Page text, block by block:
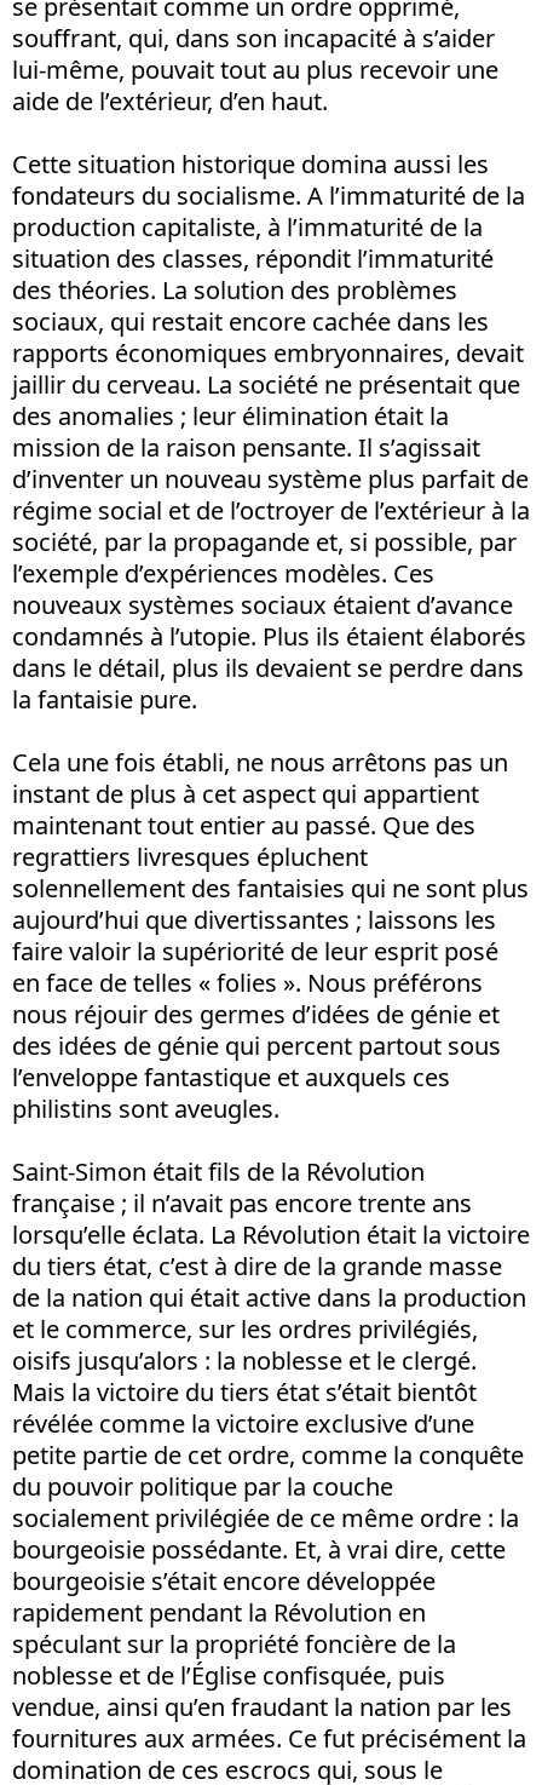
souffrant, qui, dans son incapacité à s’aider
lui-même, pouvait tout au plus recevoir une
aide de l’extérieur, d’en haut.
Cette situation historique domina aussi les
fondateurs du socialisme. A l’immaturité de la
production capitaliste, à l’immaturité de la
situation des classes, répondit l’immaturité
des théories. La solution des problèmes
sociaux, qui restait encore cachée dans les
rapports économiques embryonnaires, devait
jaillir du cerveau. La société ne présentait que
des anomalies ; leur élimination était la
mission de la raison pensante. Il s’agissait
d’inventer un nouveau système plus parfait de
régime social et de l’octroyer de l’extérieur à la
société, par la propagande et, si possible, par
l’exemple d’expériences modèles. Ces
nouveaux systèmes sociaux étaient d’avance
condamnés à l’utopie. Plus ils étaient élaborés
dans le détail, plus ils devaient se perdre dans
la fantaisie pure.
Cela une fois établi, ne nous arrêtons pas un
instant de plus à cet aspect qui appartient
maintenant tout entier au passé. Que des
regrattiers livresques épluchent
solennellement des fantaisies qui ne sont plus
aujourd’hui que divertissantes ; laissons les
faire valoir la supériorité de leur esprit posé
en face de telles « folies ». Nous préférons
nous réjouir des germes d’idées de génie et
des idées de génie qui percent partout sous
l’enveloppe fantastique et auxquels ces
philistins sont aveugles.
Saint-Simon était fils de la Révolution
française ; il n’avait pas encore trente ans
lorsqu’elle éclata. La Révolution était la victoire
du tiers état, c’est à dire de la grande masse
de la nation qui était active dans la production
et le commerce, sur les ordres privilégiés,
oisifs jusqu’alors : la noblesse et le clergé.
Mais la victoire du tiers état s’était bientôt
révélée comme la victoire exclusive d’une
petite partie de cet ordre, comme la conquête
du pouvoir politique par la couche
socialement privilégiée de ce même ordre : la
bourgeoisie possédante. Et, à vrai dire, cette
bourgeoisie s’était encore développée
rapidement pendant la Révolution en
spéculant sur la propriété foncière de la
noblesse et de l’Église confisquée, puis
vendue, ainsi qu’en fraudant la nation par les
fournitures aux armées. Ce fut précisément la
domination de ces escrocs qui, sous le